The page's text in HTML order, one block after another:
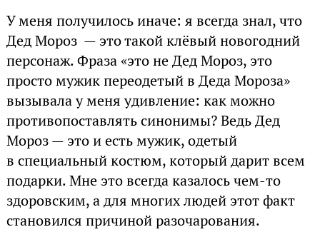
У меня получилось иначе: я всегда знал, что
Дед Мороз — это такой клёвый новогодний
персонаж. Фраза «это не Дед Мороз, это
просто мужик переодетый в Деда Мороза»
вызывала у меня удивление: как можно
противопоставлять синонимы? Ведь Дед
Мороз — это и есть мужик, одетый
в специальный костюм, который дарит всем
подарки. Мне это всегда казалось чем-то
здоровским, а для многих людей этот факт
становился причиной разочарования.